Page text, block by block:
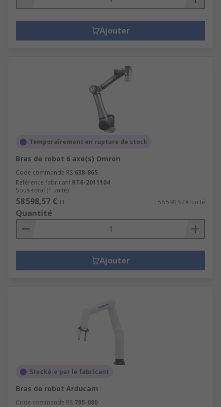
Ajouter
Temporairement en rupture de stock
Bras de robot 6 axe(s) Omron
Code commande RS 638-865
Référence fabricant RT6-2011104
Sous-total (1 unité)
58 598,57 €HT 58 598,57 €/unité
Quantité
Ajouter
Stocké-e par le fabricant
Bras de robot Arducam
Code commande RS 795-080